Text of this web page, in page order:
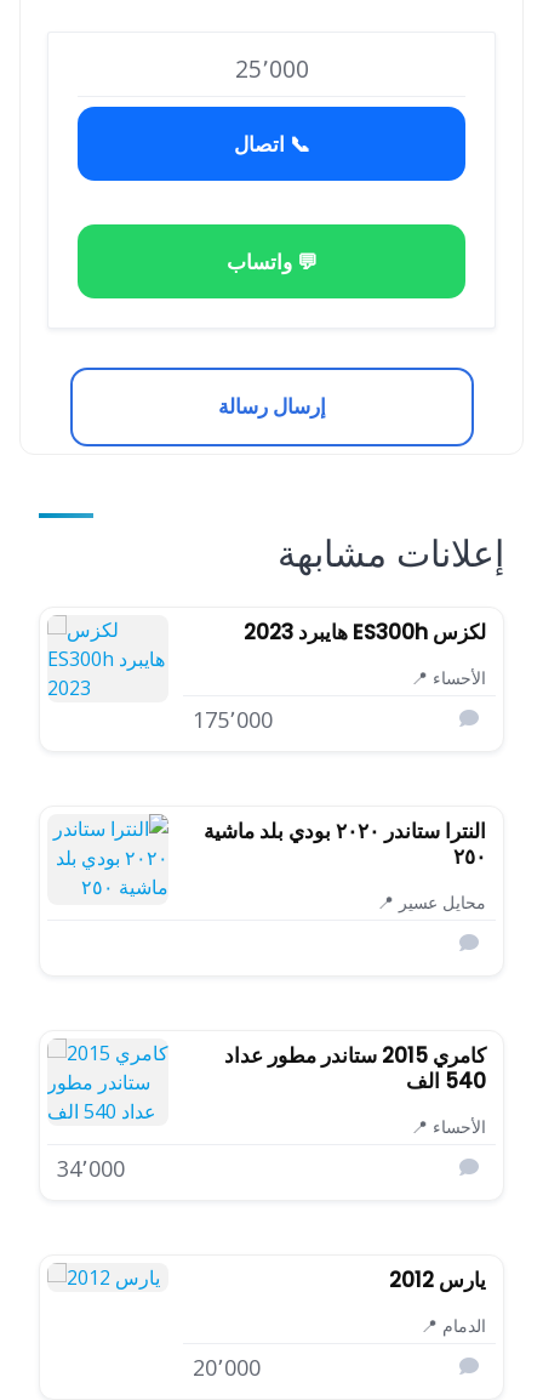
25٬000
📞 اتصال
💬 واتساب
إرسال رسالة
إعلانات مشابهة
لكزس ES300h هايبرد 2023
الأحساء 📍
175٬000
النترا ستاندر ٢٠٢٠ بودي بلد ماشية
٢٥٠
محايل عسير 📍
كامري 2015 ستاندر مطور عداد
540 الف
الأحساء 📍
34٬000
يارس 2012
الدمام 📍
20٬000